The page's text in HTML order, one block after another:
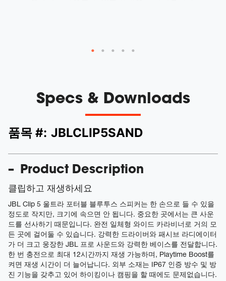
Specs & Downloads
품목 #: JBLCLIP5SAND
Product Description
클립하고 재생하세요
JBL Clip 5 울트라 포터블 블루투스 스피커는 한 손으로 들 수 있을
정도로 작지만, 크기에 속으면 안 됩니다. 중요한 곳에서는 큰 사운
드를 선사하기 때문입니다. 완전 일체형 와이드 카라비너로 거의 모
든 곳에 걸어둘 수 있습니다. 강력한 드라이버와 패시브 라디에이터
가 더 크고 웅장한 JBL 프로 사운드와 강력한 베이스를 전달합니다.
한 번 충전으로 최대 12시간까지 재생 가능하며, Playtime Boost를
켜면 재생 시간이 더 늘어납니다. 외부 소재는 IP67 인증 방수 및 방
진 기능을 갖추고 있어 하이킹이나 캠핑을 할 때에도 문제없습니다.